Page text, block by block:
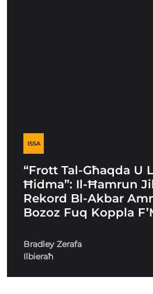
ISSA
“Frott Tal-Għaqda U
Ħidma”: Il-Ħamrun
Rekord Bl-Akbar
Bozoz Fuq Koppla
Bradley Zerafa
Ilbieraħ